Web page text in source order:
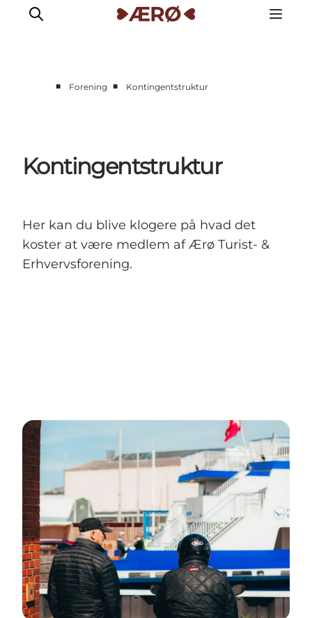
■ Forening ■ Kontingentstruktur
Kontingentstruktur
Her kan du blive klogere på hvad det
koster at være medlem af Ærø Turist- &
Erhvervsforening.